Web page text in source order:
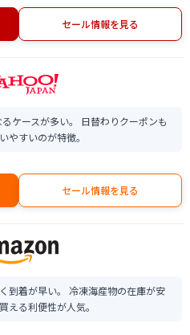
セール情報を見る
ケースが多い。 日替わりクーポンも
やすいのが特徴。
セール情報を見る
到着が早い。 冷凍海産物の在庫が安
える利便性が人気。